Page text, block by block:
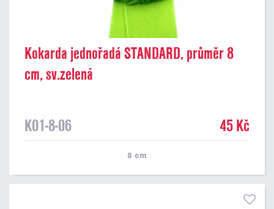
Kokarda jednořadá STANDARD, průměr 8
cm, sv.zelená
K01-8-06 45 Kč
8 cm